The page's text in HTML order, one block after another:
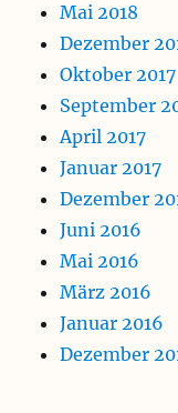
Mai 2018
Dezember
Oktober 2017
September
April 2017
Januar 2017
Dezember
Juni 2016
Mai 2016
März 2016
Januar 2016
Dezember